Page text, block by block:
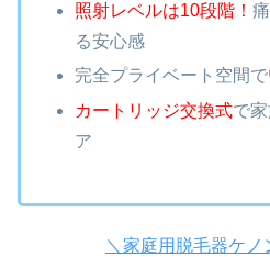
照射レベルは10段階！
る安心感
完全プライベート空間で
カートリッジ交換式で
ア
＼家庭用脱毛器ケノ